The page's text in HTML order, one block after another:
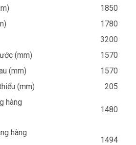
1850
1780
3200
(mm)
1570
(mm)
1570
(mm)
205
hàng
1480
hàng
1494